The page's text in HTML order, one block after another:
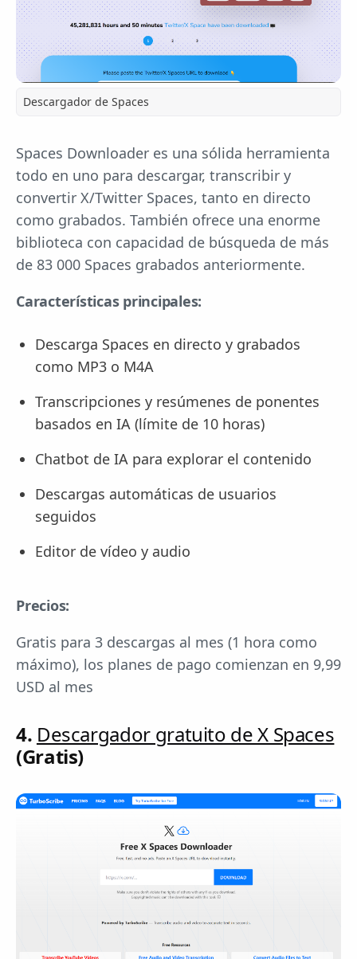
Descargador de Spaces
Spaces Downloader es una sólida herramienta
todo en uno para descargar, transcribir y
convertir X/Twitter Spaces, tanto en directo
como grabados. También ofrece una enorme
biblioteca con capacidad de búsqueda de más
de 83 000 Spaces grabados anteriormente.
Características principales:
Descarga Spaces en directo y grabados
como MP3 o M4A
Transcripciones y resúmenes de ponentes
basados en IA (límite de 10 horas)
Chatbot de IA para explorar el contenido
Descargas automáticas de usuarios
seguidos
Editor de vídeo y audio
Precios:
Gratis para 3 descargas al mes (1 hora como
máximo), los planes de pago comienzan en 9,99
USD al mes
4. Descargador gratuito de X Spaces
(Gratis)